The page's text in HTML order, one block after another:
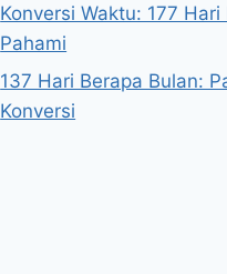
Konversi Waktu: 177 Hari
Pahami
137 Hari Berapa Bulan:
Konversi